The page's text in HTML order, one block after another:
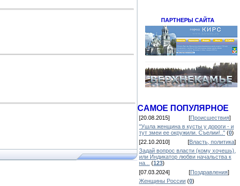
ПАРТНЕРЫ САЙТА
САМОЕ ПОПУЛЯРНОЕ
[20.08.2015] [Происшествия]
"Ушла женщина в кусты у дороги - и
тут змеи ее окружили. Съелии!.." (0)
[22.10.2010]
[Власть, политика]
Задай вопрос власти (кому хочешь),
или Индикатор любви начальства к
на...
(123)
[07.03.2024]
[Поздравления]
Женщины России (0)